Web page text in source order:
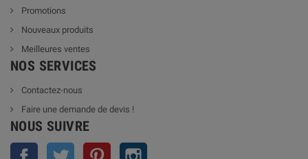
Promotions
Nouveaux produits
Meilleures ventes
NOS SERVICES
Contactez-nous
Faire une demande de devis !
NOUS SUIVRE
Facebook Twitter Pinterest